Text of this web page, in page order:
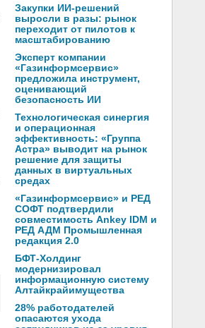
Закупки ИИ-решений
выросли в разы: рынок
переходит от пилотов к
масштабированию
Эксперт компании
«Газинформсервис»
предложила инструмент,
оценивающий
безопасность ИИ
Технологическая синергия
и операционная
эффективность: «Группа
Астра» выводит на рынок
решение для защиты
данных в виртуальных
средах
«Газинформсервис» и РЕД
СОФТ подтвердили
совместимость Ankey IDM и
РЕД АДМ Промышленная
редакция 2.0
БФТ-Холдинг
модернизировал
информационную систему
Алтайкрайимущества
28% работодателей
опасаются ухода